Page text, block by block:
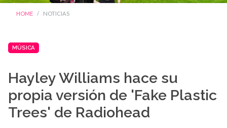
HOME NOTICIAS
MÚSICA
Hayley Williams hace su
propia versión de 'Fake Plastic
Trees' de Radiohead